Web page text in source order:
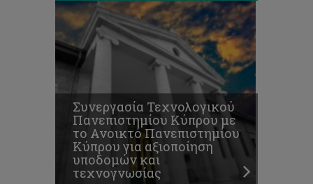
Συνεργασία Τεχνολογικού
Πανεπιστημίου Κύπρου με
το Ανοικτό Πανεπιστημίου
Κύπρου για αξιοποίηση
υποδομών και
τεχνογνωσίας